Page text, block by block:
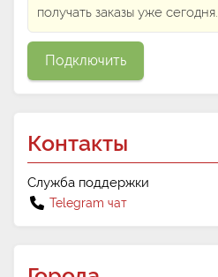
получать заказы уже сегодня.
Подключить
Контакты
Служба поддержки
Telegram чат